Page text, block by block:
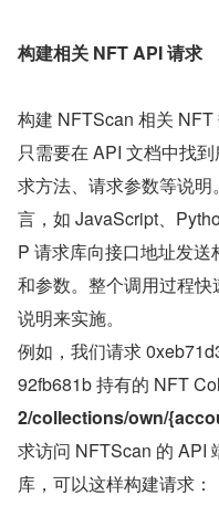
构建相关 NFT API 请求
构建 NFTScan 相关
只需要在 API 文档中找
求方法、请求参数等说
言，如 JavaScript、
P 请求库向接口地址发
和参数。整个调用过程
说明来实施。
例如，我们请求
92fb681b 持有的 NFT
2/collections/own/
求访问 NFTScan 的 API
库，可以这样构建请求：